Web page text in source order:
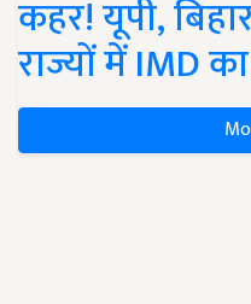
कहर! यूपी,
राज्यों में IMD